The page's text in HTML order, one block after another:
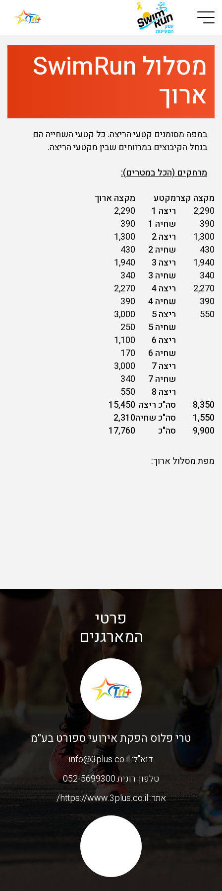
Button used only for devices with a small screen
מסלול SwimRun
ארוך
במפה מסומנים קטעי הריצה. כל קטעי השחייה הם
בנחל הקיבוצים במרווחים שבין מקטעי הריצה.
מרחקים (הכל במטרים):
מקצה קצרמקטע
מקצה ארוך
2,290
ריצה 1
2,290
390
שחיה 1
390
1,300
ריצה 2
1,300
430
שחיה 2
430
1,940
ריצה 3
1,940
340
שחיה 3
340
2,270
ריצה 4
2,270
390
שחיה 4
390
550
ריצה 5
3,000
שחיה 5
250
ריצה 6
1,100
שחיה 6
170
ריצה 7
3,000
שחיה 7
340
ריצה 8
550
8,350
סה"כ ריצה 15,450
1,550
סה"כ שחיה2,310
9,900
סה"כ 17,760
מפת מסלול ארוך:
פרטי
המארגנים
טרי פלוס הפקת אירועי ספורט בע"מ
דוא"ל: info@3plus.co.il
טלפון:רונית 052-5699300
אתר:https://www.3plus.co.il/